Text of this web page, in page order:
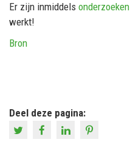
Er zijn inmiddels onderzoeken
werkt!
Bron
Deel deze pagina: